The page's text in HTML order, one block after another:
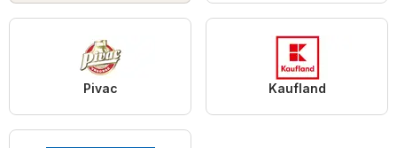
Pivac Kaufland